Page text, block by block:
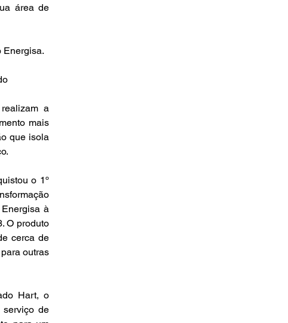
área de
Energisa.
a
mais
que isola
o 1º
à
O produto
cerca de
outras
Hart, o
serviço de